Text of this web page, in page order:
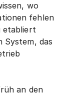
wo
fehlen
etabliert
System, das
an den